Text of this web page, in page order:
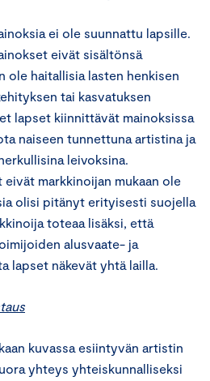
ei ole suunnattu lapsille.
eivät sisältönsä
ole haitallisia lasten henkisen
tai kasvatuksen
lapset kiinnittävät mainoksissa
naiseen tunnettuna artistina ja
leivoksina.
markkinoijan mukaan ole
olisi pitänyt erityisesti suojella
toteaa lisäksi, että
alusvaate- ja
lapset näkevät yhtä lailla.
kuvassa esiintyvän artistin
yhteys yhteiskunnalliseksi